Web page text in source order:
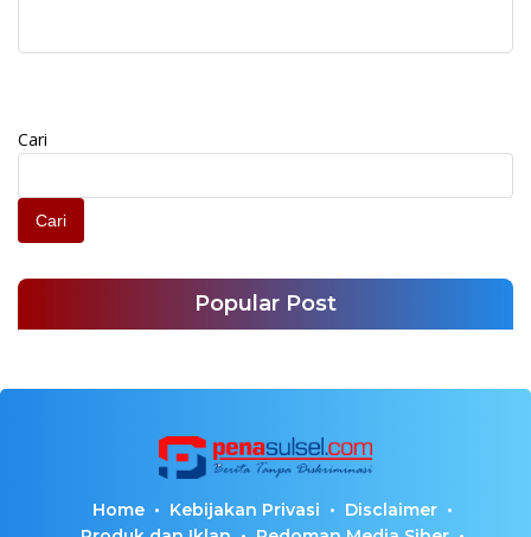
Cari
Cari
Popular Post
Home Kebijakan Privasi
Disclaimer